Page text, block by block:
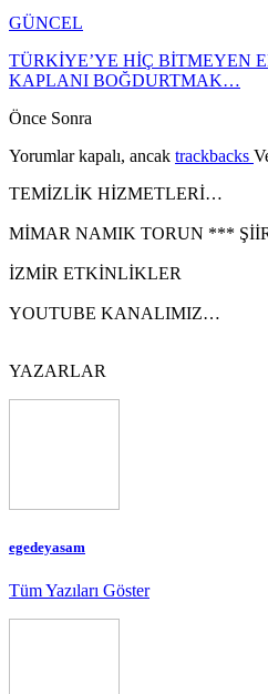
GÜNCEL
TÜRKİYE’YE HİÇ BİTMEYEN
KAPLANI BOĞDURTMAK…
Önce Sonra
Yorumlar kapalı, ancak trackbacks
TEMİZLİK HİZMETLERİ…
MİMAR NAMIK TORUN ***
İZMİR ETKİNLİKLER
YOUTUBE KANALIMIZ…
YAZARLAR
egedeyasam
Tüm Yazıları Göster